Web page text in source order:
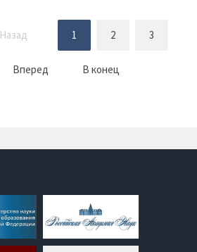
Назад 1 2 3
Вперед В конец